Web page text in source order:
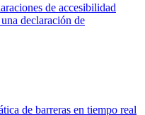
de accesibilidad
declaración de
de barreras en tiempo real